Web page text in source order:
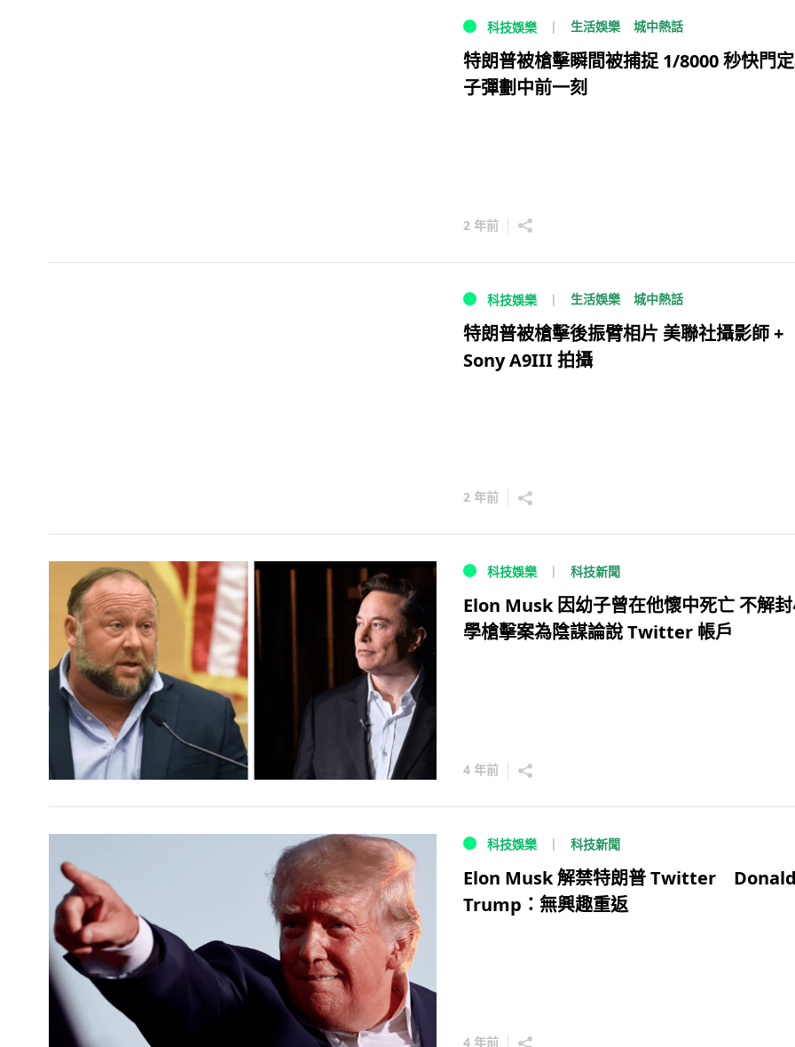
科技娛樂 生活娛樂 城中熱話
特朗普被槍擊瞬間被捕捉 1/8000 秒快門
子彈劃中前一刻
2 年前
科技娛樂 生活娛樂 城中熱話
特朗普被槍擊後振臂相片 美聯社攝影師 +
Sony A9III 拍攝
2 年前
科技娛樂 科技新聞
Elon Musk 因幼子曾在他懷中死亡 不解
學槍擊案為陰謀論說 Twitter 帳戶
4 年前
科技娛樂 科技新聞
Elon Musk 解禁特朗普 Twitter
Trump：無興趣重返
4 年前